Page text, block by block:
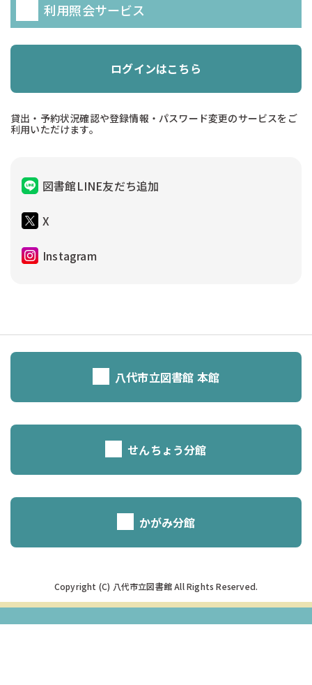
利用照会サービス
ログインはこちら
貸出・予約状況確認や登録情報・パスワード変更のサービスをご
利用いただけます。
図書館LINE友だち追加
X
Instagram
八代市立図書館 本館
せんちょう分館
かがみ分館
Copyright (C) 八代市立図書館 All Rights Reserved.